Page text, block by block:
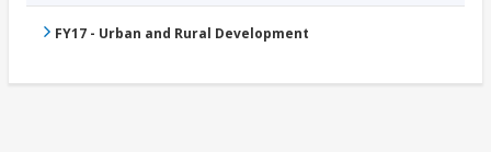
FY17 - Urban and Rural Development